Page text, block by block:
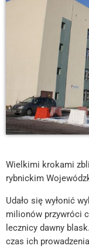
Wielkimi krokami
rybnickim
Udało się wyłonić
milionów przywróci
lecznicy dawny
czas ich